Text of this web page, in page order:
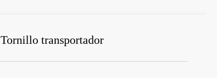
Tornillo transportador